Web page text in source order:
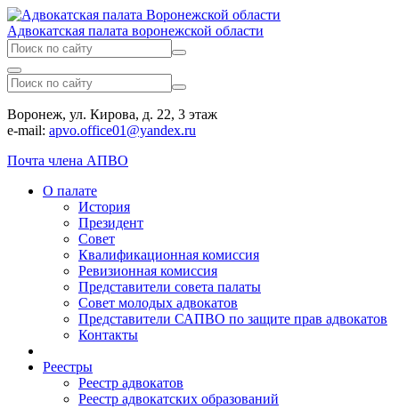
Адвокатская палата воронежской области
Воронеж, ул. Кирова, д. 22, 3 этаж
e-mail: apvo.office01@yandex.ru
Почта члена АПВО
О палате
История
Президент
Совет
Квалификационная комиссия
Ревизионная комиссия
Представители совета палаты
Совет молодых адвокатов
Представители САПВО по защите прав адвокатов
Контакты
Реестры
Реестр адвокатов
Реестр адвокатских образований